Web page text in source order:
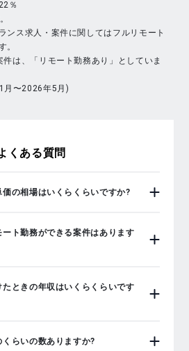
％
ンス求人・案件に関してはフルリモート
。
は、「リモート勤務あり」としていま
月〜2026年5月)
くある質問
の相場はいくらくらいですか?
ト勤務ができる案件はあります
ときの年収はいくらくらいです
らいの数ありますか?